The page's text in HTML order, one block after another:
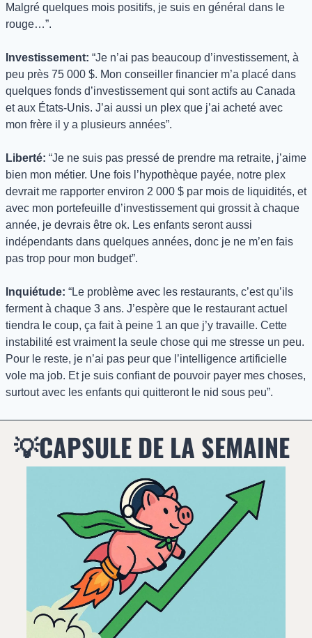
Malgré quelques mois positifs, je suis en général dans le
rouge…”.
Investissement: “Je n’ai pas beaucoup d’investissement, à
peu près 75 000 $. Mon conseiller financier m’a placé dans
quelques fonds d’investissement qui sont actifs au Canada
et aux États-Unis. J’ai aussi un plex que j’ai acheté avec
mon frère il y a plusieurs années”.
Liberté: “Je ne suis pas pressé de prendre ma retraite, j’aime
bien mon métier. Une fois l’hypothèque payée, notre plex
devrait me rapporter environ 2 000 $ par mois de liquidités, et
avec mon portefeuille d’investissement qui grossit à chaque
année, je devrais être ok. Les enfants seront aussi
indépendants dans quelques années, donc je ne m’en fais
pas trop pour mon budget”.
Inquiétude: “Le problème avec les restaurants, c’est qu’ils
ferment à chaque 3 ans. J’espère que le restaurant actuel
tiendra le coup, ça fait à peine 1 an que j’y travaille. Cette
instabilité est vraiment la seule chose qui me stresse un peu.
Pour le reste, je n’ai pas peur que l’intelligence artificielle
vole ma job. Et je suis confiant de pouvoir payer mes choses,
surtout avec les enfants qui quitteront le nid sous peu”.
💡CAPSULE DE LA SEMAINE